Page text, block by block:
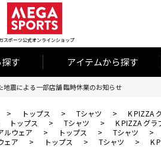
スポーツ公式オンラインショップ
す アイテムから探す
震による一部店舗 臨時休業のお知らせ
> トップス > Tシャツ >
K PIZZA
トップス > Tシャツ >
K PIZZA グラ
ルウェア > トップス > Tシャツ >
ェア > トップス > Tシャツ > K